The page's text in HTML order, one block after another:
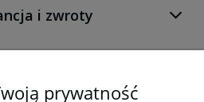
i zwroty
firmie
prywatność